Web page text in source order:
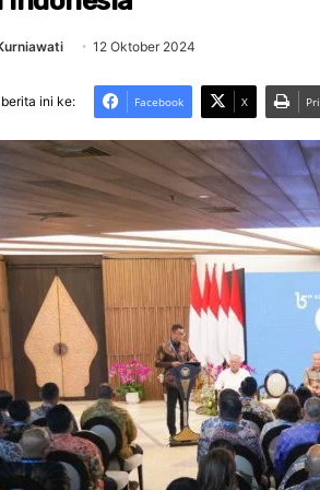
12 Oktober 2024
ini ke: Facebook X